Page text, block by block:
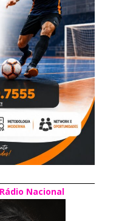
Nacional